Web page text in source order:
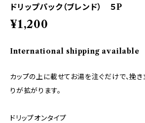
ドリップパック（ブレンド） ５P
¥1,200
International shipping available
カップの上に載せてお湯を注ぐだけで、挽
りが拡がります。
ドリップオンタイプ